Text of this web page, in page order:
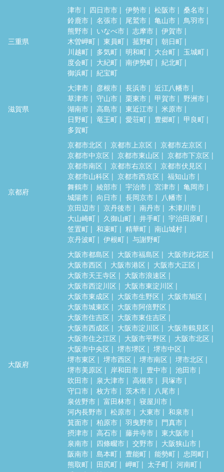
三重県
津市 四日市市 伊勢市 松阪市
桑名市
鈴鹿市
名張市 尾鷲市 亀山市
鳥羽市
熊野市
いなべ市 志摩市
伊賀市
木曽岬町
東員町 菰野町
朝日町
川越町
多気町 明和町 大台町
玉城町
度会町
大紀町 南伊勢町
紀北町
御浜町
紀宝町
滋賀県
大津市 彦根市 長浜市
近江八幡市
草津市
守山市 栗東市 甲賀市
野洲市
湖南市
高島市 東近江市
米原市
日野町
竜王町 愛荘町 豊郷町
甲良町
多賀町
京都府
京都市北区 京都市上京区
京都市左京区
京都市中京区
京都市東山区
京都市下京区
京都市南区
京都市右京区
京都市伏見区
京都市山科区
京都市西京区
福知山市
舞鶴市
綾部市 宇治市 宮津市
亀岡市
城陽市
向日市 長岡京市
八幡市
京田辺市
京丹後市 南丹市
木津川市
大山崎町
久御山町 井手町
宇治田原町
笠置町
和束町 精華町
南山城村
京丹波町
伊根町 与謝野町
大阪府
大阪市都島区 大阪市福島区
大阪市此花区
大阪市西区
大阪市港区
大阪市大正区
大阪市天王寺区
大阪市浪速区
大阪市西淀川区
大阪市東淀川区
大阪市東成区
大阪市生野区
大阪市旭区
大阪市城東区
大阪市阿倍野区
大阪市住吉区
大阪市東住吉区
大阪市西成区
大阪市淀川区
大阪市鶴見区
大阪市住之江区
大阪市平野区
大阪市北区
大阪市中央区
堺市堺区
堺市中区
堺市東区
堺市西区 堺市南区
堺市北区
堺市美原区
岸和田市 豊中市
池田市
吹田市
泉大津市 高槻市
貝塚市
守口市
枚方市 茨木市
八尾市
泉佐野市
富田林市
寝屋川市
河内長野市
松原市 大東市
和泉市
箕面市
柏原市 羽曳野市
門真市
摂津市
高石市 藤井寺市
東大阪市
泉南市
四條畷市 交野市
大阪狭山市
阪南市
島本町 豊能町 能勢町
忠岡町
熊取町
田尻町 岬町 太子町
河南町